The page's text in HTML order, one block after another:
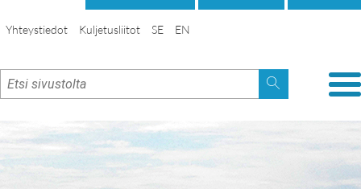
Yhteystiedot Kuljetusliitot SE EN